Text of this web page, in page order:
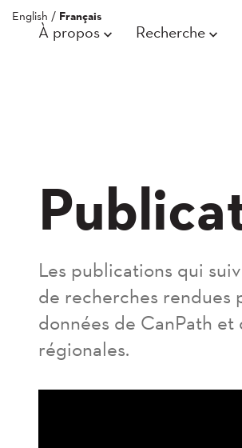
English / Français
À propos Recherche
Les publications qui
de recherches rendues
données de CanPath et
régionales.